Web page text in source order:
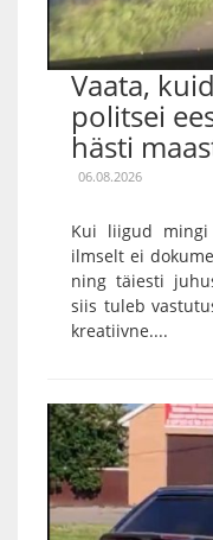
Vaata,
politsei
hästi
06.08.2026
Kui liigud mingi
ilmselt ei
ning täiesti
siis tuleb
kreatiivne....